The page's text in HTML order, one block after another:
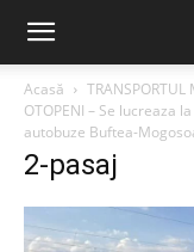
Acasă
TRANSPORTUL
OTOPENI – Se lucreaza
autobuze Buftea-
2-pasaj